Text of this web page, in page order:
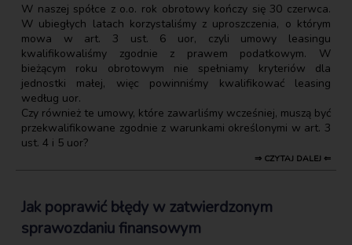
W naszej spółce z o.o. rok obrotowy kończy się 30 czerwca.
W ubiegłych latach korzystaliśmy z uproszczenia, o którym
mowa w art. 3 ust. 6 uor, czyli umowy leasingu
kwalifikowaliśmy zgodnie z prawem podatkowym. W
bieżącym roku obrotowym nie spełniamy kryteriów dla
jednostki małej, więc powinniśmy kwalifikować leasing
według uor.
Czy również te umowy, które zawarliśmy wcześniej, muszą być
przekwalifikowane zgodnie z warunkami określonymi w art. 3
ust. 4 i 5 uor?
⇒ CZYTAJ DALEJ ⇐
Jak poprawić błędy w zatwierdzonym
sprawozdaniu finansowym